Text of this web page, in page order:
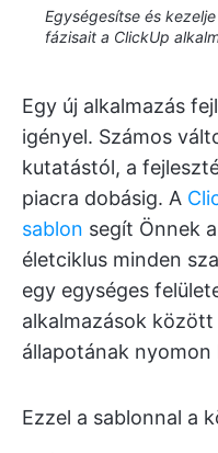
Egységesítse és
fázisait a ClickUp
Egy új alkalmazás
igényel. Számos
kutatástól, a
piacra dobásig. A
sablon segít Önnek
életciklus minden
egy egységes
alkalmazások
állapotának nyomon
Ezzel a sablonnal a